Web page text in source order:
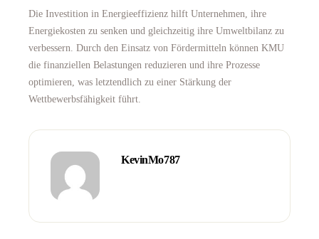
Die Investition in Energieeffizienz hilft Unternehmen, ihre
Energiekosten zu senken und gleichzeitig ihre Umweltbilanz zu
verbessern. Durch den Einsatz von Fördermitteln können KMU
die finanziellen Belastungen reduzieren und ihre Prozesse
optimieren, was letztendlich zu einer Stärkung der
Wettbewerbsfähigkeit führt.
KevinMo787